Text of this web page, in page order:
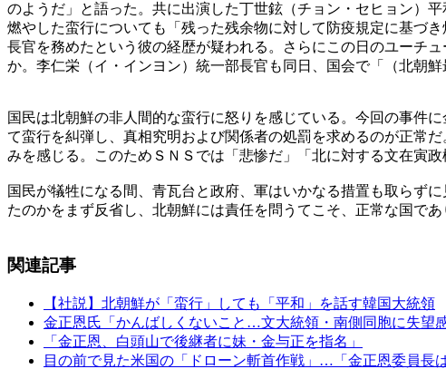
のようだ」と語った。共に出演した丁世鉉（チョン・セヒョン）
燃やした蛮行についても「残った残余物に対して防疫規定に基づ
長官を務めたという彼の経歴が疑われる。さらにこの日のユーチ
か。李仁栄（イ・インヨン）統一部長官も同日、国会で「（北朝
国民は北朝鮮の非人間的な蛮行に怒りを感じている。今回の事件
て蛮行を糾弾し、真相究明および関係者の処罰を求めるのが正常
みを感じる。このためＳＮＳでは「悲惨だ」「北に対する文在寅
国民が犠牲になる間、青瓦台と政府、軍はいかなる措置も取らず
たのかをまず反省し、北朝鮮には責任を問うてこそ、正常な国で
関連記事
【社説】北朝鮮が「蛮行」しても「平和」を話す韓国大統領
金正恩氏「かんばしくないこと…文大統領・南側同胞に失望
「金正恩、白頭山で後継者に妹・金与正を指名」
目の前で見た米国の「ドローン斬首作戦」…「金正恩委員長